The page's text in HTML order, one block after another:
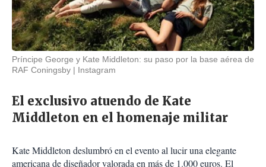
Príncipe George y Kate Middleton: su paso por la base aérea de
RAF Coningsby
Instagram
El exclusivo atuendo de Kate
Middleton en el homenaje militar
Kate Middleton deslumbró en el evento al lucir una elegante
americana de diseñador valorada en más de 1.000 euros. El